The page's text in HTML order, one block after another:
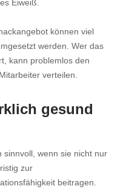
Eiweiß.
können viel
werden. Wer das
kann problemlos den
verteilen.
gesund
sinnvoll, wenn sie nicht nur
zur
beitragen.